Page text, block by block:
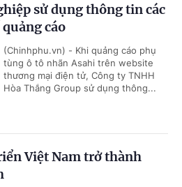
sử dụng thông tin các
cáo
(Chinhphu.vn) - Khi quảng cáo phụ
tùng ô tô nhãn Asahi trên website
thương mại điện tử, Công ty TNHH
Hòa Thắng Group sử dụng thông...
Việt Nam trở thành